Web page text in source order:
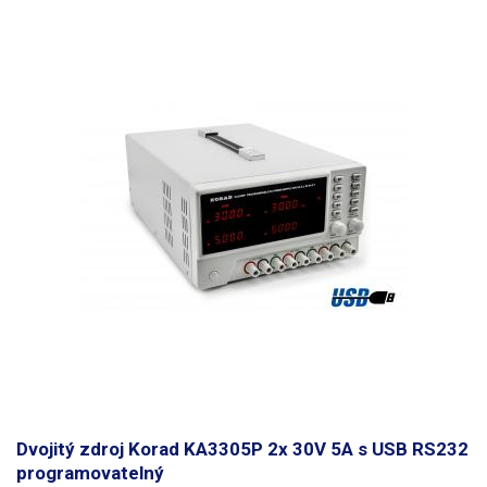
Dvojitý zdroj Korad KA3305P 2x 30V 5A s USB RS232
programovatelný